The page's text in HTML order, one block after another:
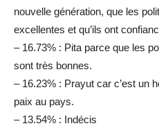
nouvelle génération, que les
excellentes et qu’ils ont
– 16.73% : Pita parce que les
sont très bonnes.
– 16.23% : Prayut car c’est un
paix au pays.
– 13.54% : Indécis